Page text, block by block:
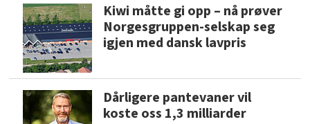
Kiwi måtte gi opp – nå prøver
Norgesgruppen-selskap seg
igjen med dansk lavpris
Dårligere pantevaner vil
koste oss 1,3 milliarder